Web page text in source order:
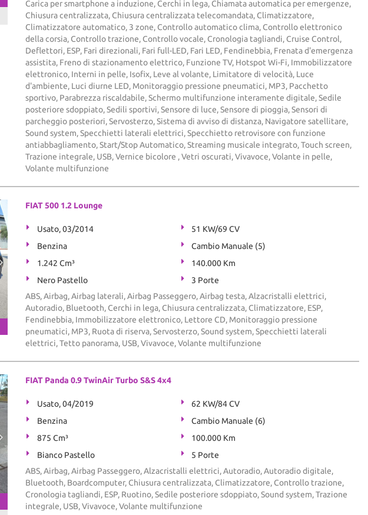
Carica per smartphone a induzione, Cerchi in lega, Chiamata automatica per emergenze,
Chiusura centralizzata, Chiusura centralizzata telecomandata, Climatizzatore,
Climatizzatore automatico, 3 zone, Controllo automatico clima, Controllo elettronico
della corsia, Controllo trazione, Controllo vocale, Cronologia tagliandi, Cruise Control,
Deflettori, ESP, Fari direzionali, Fari full-LED, Fari LED, Fendinebbia, Frenata d'emergenza
assistita, Freno di stazionamento elettrico, Funzione TV, Hotspot Wi-Fi, Immobilizzatore
elettronico, Interni in pelle, Isofix, Leve al volante, Limitatore di velocità, Luce
d'ambiente, Luci diurne LED, Monitoraggio pressione pneumatici, MP3, Pacchetto
sportivo, Parabrezza riscaldabile, Schermo multifunzione interamente digitale, Sedile
posteriore sdoppiato, Sedili sportivi, Sensore di luce, Sensore di pioggia, Sensori di
parcheggio posteriori, Servosterzo, Sistema di avviso di distanza, Navigatore satellitare,
Sound system, Specchietti laterali elettrici, Specchietto retrovisore con funzione
antiabbagliamento, Start/Stop Automatico, Streaming musicale integrato, Touch screen,
Trazione integrale, USB, Vernice bicolore , Vetri oscurati, Vivavoce, Volante in pelle,
Volante multifunzione
FIAT 500 1.2 Lounge
Usato, 03/2014
51 KW/69 CV
Benzina
Cambio Manuale (5)
1.242 Cm³
140.000 Km
Nero Pastello
3 Porte
ABS, Airbag, Airbag laterali, Airbag Passeggero, Airbag testa, Alzacristalli elettrici,
Autoradio, Bluetooth, Cerchi in lega, Chiusura centralizzata, Climatizzatore, ESP,
Fendinebbia, Immobilizzatore elettronico, Lettore CD, Monitoraggio pressione
pneumatici, MP3, Ruota di riserva, Servosterzo, Sound system, Specchietti laterali
elettrici, Tetto panorama, USB, Vivavoce, Volante multifunzione
FIAT Panda 0.9 TwinAir Turbo S&S 4x4
Usato, 04/2019
62 KW/84 CV
Benzina
Cambio Manuale (6)
875 Cm³
100.000 Km
Bianco Pastello
5 Porte
ABS, Airbag, Airbag Passeggero, Alzacristalli elettrici, Autoradio, Autoradio digitale,
Bluetooth, Boardcomputer, Chiusura centralizzata, Climatizzatore, Controllo trazione,
Cronologia tagliandi, ESP, Ruotino, Sedile posteriore sdoppiato, Sound system, Trazione
integrale, USB, Vivavoce, Volante multifunzione